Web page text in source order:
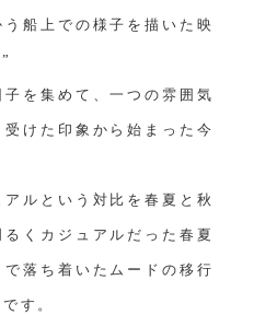
船上での様子を描いた映
を集めて、一つの雰囲気
けた印象から始まった今
ルという対比を春夏と秋
くカジュアルだった春夏
落ち着いたムードの移行
す。